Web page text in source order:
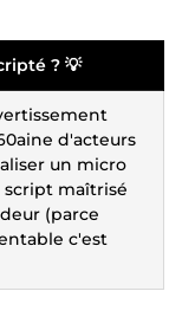
? 💡
d'acteurs
un micro
maîtrisé
(parce
c'est